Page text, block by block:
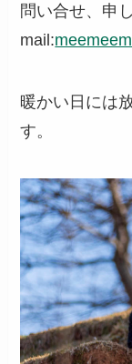
問い合せ、申
mail:
暖かい日には
す。